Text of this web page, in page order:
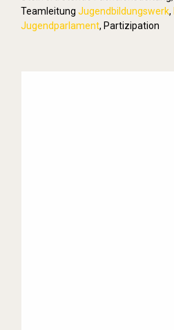
Teamleitung Jugendbildungswerk,
Jugendparlament, Partizipation